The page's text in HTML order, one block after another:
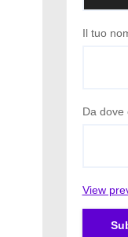
Il tuo
Da dove
View